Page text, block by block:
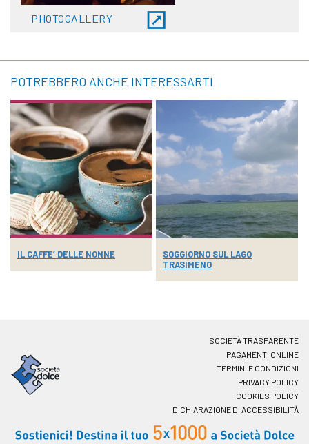
PHOTOGALLERY
POTREBBERO ANCHE INTERESSARTI
IL CAFFE’ DELLE NONNE
SOGGIORNO SUL LAGO
TRASIMENO
SOCIETÀ TRASPARENTE
PAGAMENTI ONLINE
TERMINI E CONDIZIONI
PRIVACY POLICY
COOKIES POLICY
DICHIARAZIONE DI ACCESSIBILITÀ